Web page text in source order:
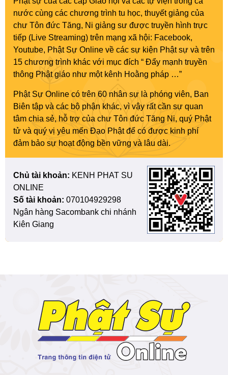
nước cùng các chương trình tu học, thuyết giảng của
chư Tôn đức Tăng, Ni giảng sư được truyền hình trực
tiếp (Live Streaming) trên mạng xã hội: Facebook,
Youtube, Phật Sự Online về các sự kiện Phật sự và trên
15 chương trình khác với mục đích “ Đẩy mạnh truyền
thông Phật giáo như một kênh Hoằng pháp …”
Phật Sự Online có trên 60 nhân sự là phóng viên, Ban
Biên tập và các bộ phận khác, vì vậy rất cần sự quan
tâm chia sẻ, hỗ trợ của chư Tôn đức Tăng Ni, quý Phật
tử và quý vị yêu mến Đạo Phật để có được kinh phí
đảm bảo sự hoạt động bền vững và lâu dài.
Chủ tài khoản: KENH PHAT SU
ONLINE
Số tài khoản: 070104929298
Ngân hàng Sacombank chi nhánh
Kiên Giang